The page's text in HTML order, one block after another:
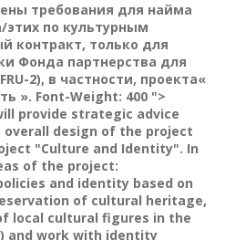
требования для найма
этих по культурным
контракт, только для
Фонда партнерства для
2), в частности, проекта«
». Font-Weight: 400 ">
provide strategic advice
design of the project
"Culture and Identity". In
of the project:
and identity based on
of cultural heritage,
local cultural figures in the
and work with identity